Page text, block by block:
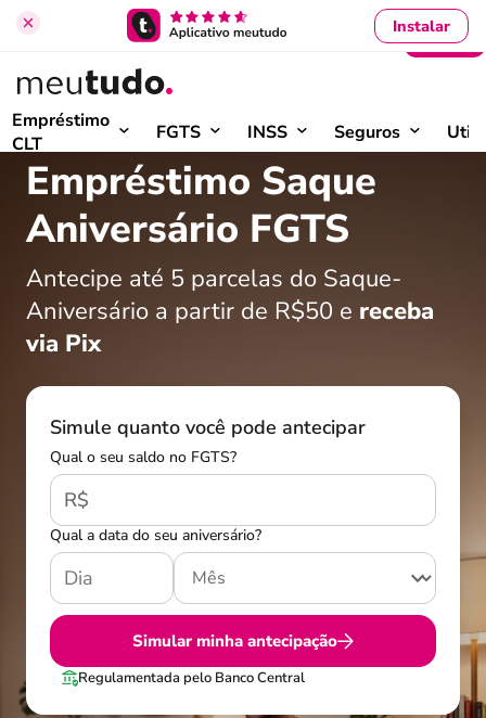
Instalar
Empréstimo
CLT
FGTS INSS Seguros
Entrar
Empréstimo Saque
Aniversário FGTS
Antecipe até 5 parcelas do Saque-
Aniversário a partir de R$50 e receba
via Pix
Simule quanto você pode antecipar
Qual o seu saldo no FGTS?
R$
Qual a data do seu aniversário?
Simular minha antecipação
Regulamentada pelo Banco Central